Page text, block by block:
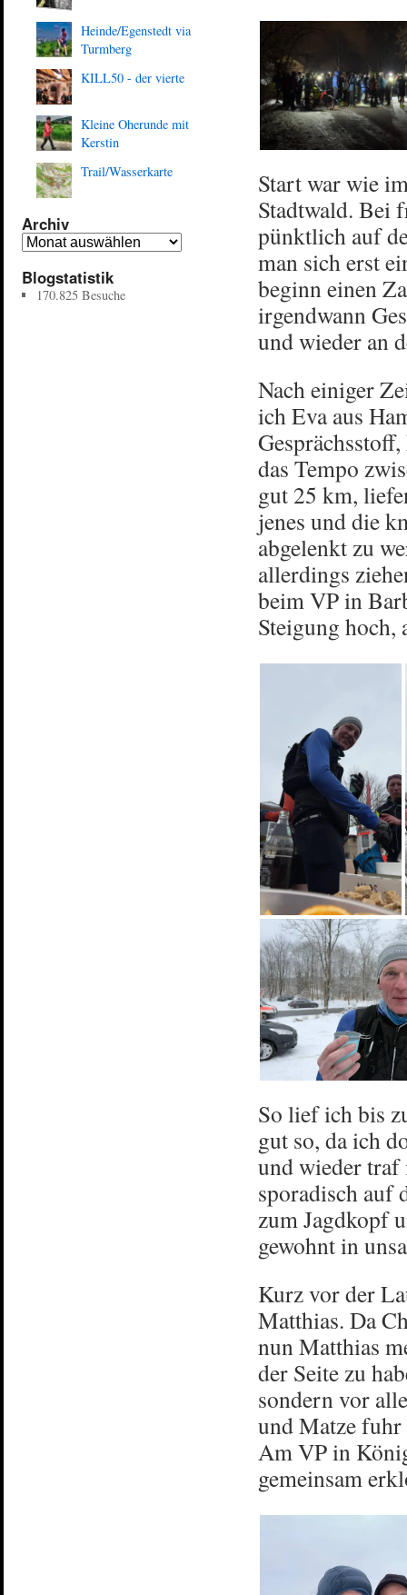
Start war wie
Stadtwald. Bei
pünktlich auf
man sich erst
beginn einen
irgendwann
und wieder an
Nach einiger
ich Eva aus
das Tempo
gut 25 km,
jenes und die
abgelenkt zu
allerdings
beim VP in
Steigung hoch,
So lief ich bis
gut so, da ich
und wieder traf
sporadisch auf
zum Jagdkopf
gewohnt in
Kurz vor der
Matthias. Da
nun Matthias
der Seite zu
sondern vor
und Matze
Am VP in
gemeinsam
Heinde/Egenstedt via
Turmberg
KILL50 - der vierte
Kleine Oherunde mit
Kerstin
Trail/Wasserkarte
Archiv
Blogstatistik
170.825 Besuche